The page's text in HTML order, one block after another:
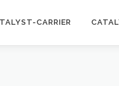
CARRIER